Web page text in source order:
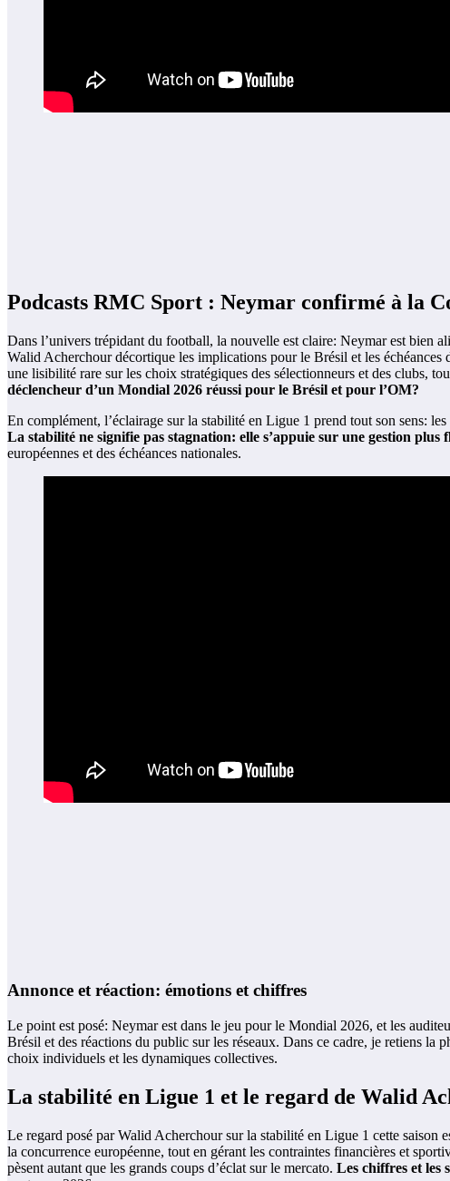
Podcasts RMC Sport : Neymar confirmé à la
Dans l’univers trépidant du football, la nouvelle est claire: Neymar est bien
Walid Acherchour décortique les implications pour le Brésil et les échéances
une lisibilité rare sur les choix stratégiques des sélectionneurs et des clubs,
déclencheur d’un Mondial 2026 réussi pour le Brésil et pour l’OM?
En complément, l’éclairage sur la stabilité en Ligue 1 prend tout son sens:
La stabilité ne signifie pas stagnation: elle s’appuie sur une gestion
européennes et des échéances nationales.
Annonce et réaction: émotions et chiffres
Le point est posé: Neymar est dans le jeu pour le Mondial 2026, et les
Brésil et des réactions du public sur les réseaux. Dans ce cadre, je retiens la
choix individuels et les dynamiques collectives.
La stabilité en Ligue 1 et le regard de Walid
Le regard posé par Walid Acherchour sur la stabilité en Ligue 1 cette saison
la concurrence européenne, tout en gérant les contraintes financières et
pèsent autant que les grands coups d’éclat sur le mercato. Les chiffres et les